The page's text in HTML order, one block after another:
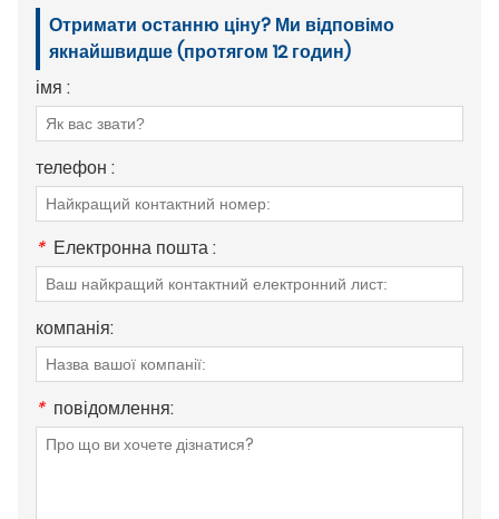
Отримати останню ціну? Ми відповімо
якнайшвидше (протягом 12 годин)
імя :
телефон :
* Електронна пошта :
компанія:
* повідомлення: